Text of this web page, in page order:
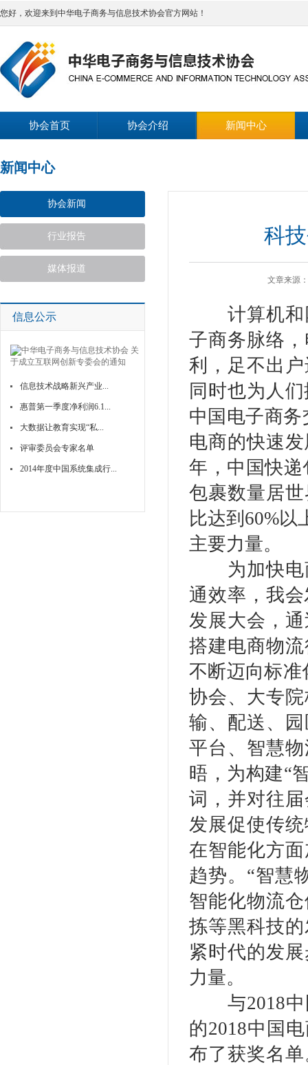
您好，欢迎来到中华电子商务与信息技术协会官方网站！
协会首页 协会介绍 新闻中心
新闻中心
协会新闻
行业报告
媒体报道
信息公示
信息技术战略新兴产业...
惠普第一季度净利润6.1...
大数据让教育实现“私...
评审委员会专家名单
2014年度中国系统集成行...
科
文章来源
计算机和网
子商务脉络
利，足不出
同时也为人
中国电子商务
电商的快速
年，中国快递
包裹数量居
比达到60%
主要力量。
为加快电商
通效率，我
发展大会，
搭建电商物
不断迈向标准
协会、大专
输、配送、
平台、智慧
晤，为构建“
词，并对往
发展促使传
在智能化方
趋势。“智慧
智能化物流
拣等黑科技
紧时代的发
力量。
与2018中
的2018中国
布了获奖名